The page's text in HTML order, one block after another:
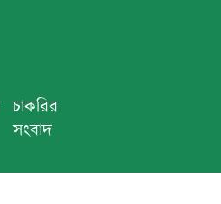
চাকরির
সংবাদ